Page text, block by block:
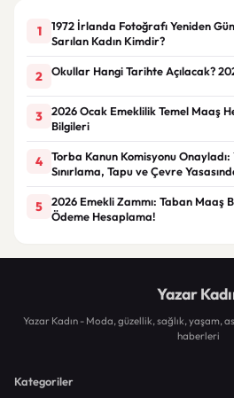
1
1972 İrlanda Fotoğrafı Yeniden
Sarılan Kadın Kimdir?
2 Okullar Hangi Tarihte Açılacak?
3
2026 Ocak Emeklilik Temel Maaş
Bilgileri
4
Torba Kanun Komisyonu
Sınırlama, Tapu ve Çevre
5
2026 Emekli Zammı: Taban Maaş
Ödeme Hesaplama!
Yazar
Yazar Kadın - Moda, güzellik, sağlık, yaşam,
haberleri
Kategoriler